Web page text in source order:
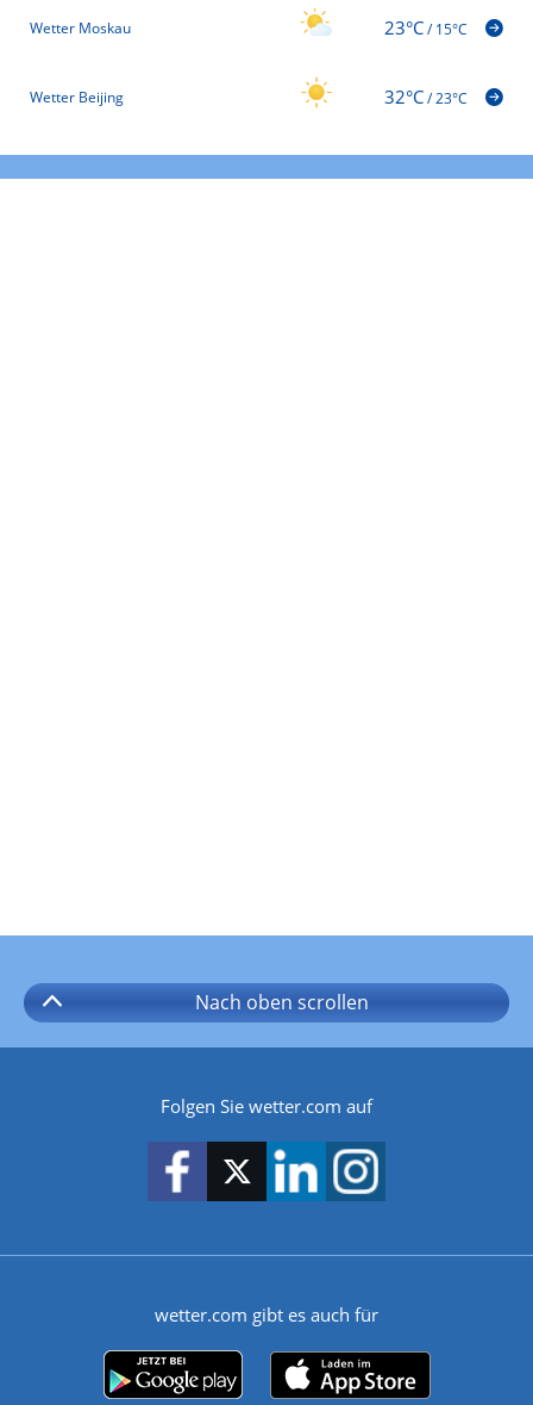
Wetter Moskau 23°C/15°C
Wetter Beijing 32°C/23°C
Nach oben scrollen
Folgen Sie wetter.com auf
wetter.com gibt es auch für